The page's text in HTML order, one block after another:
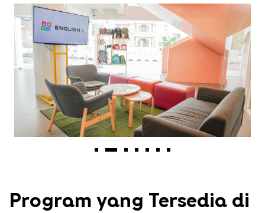
Program yang Tersedia di